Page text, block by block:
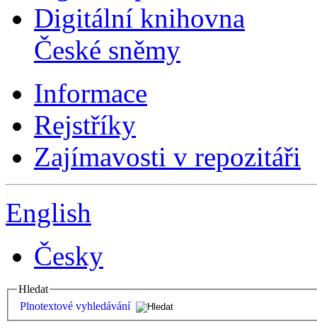
Digitální knihovna
České sněmy
Informace
Rejstříky
Zajímavosti v repozitáři
English
Česky
Hledat
Plnotextové vyhledávání